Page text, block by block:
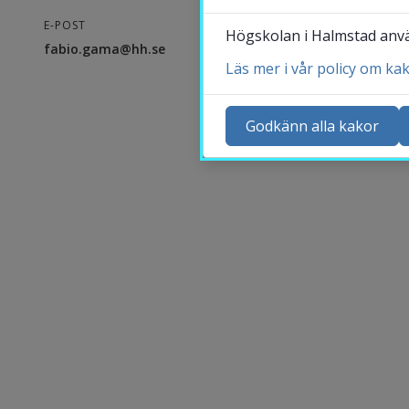
E-POST
fabio.gama@hh.se
Högskolan i Halmstad
Läs mer i vår policy om
Godkänn alla kakor